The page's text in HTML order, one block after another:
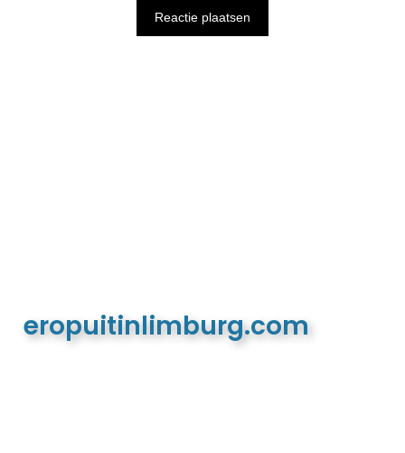
eropuitinlimburg.com